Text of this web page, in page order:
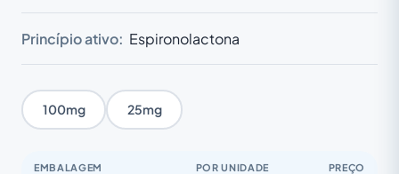
Princípio ativo: Espironolactona
100mg 25mg
EMBALAGEM POR UNIDADE PREÇO